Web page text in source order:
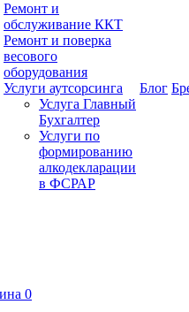
Ремонт и
обслуживание ККТ
Ремонт и поверка
весового
оборудования
Услуги аутсорсинга
Услуга Главный
Бухгалтер
Услуги по
формированию
алкодекларации
в ФСРАР
Блог
0